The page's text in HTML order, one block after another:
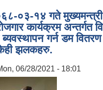
०३-१४ गते मुख्यमन्त्री
कार्यक्रम अन्तर्गत
ब्यवस्थापन गर्न डम वितरण
झलकहरु.
06/28/2021 - 18:01